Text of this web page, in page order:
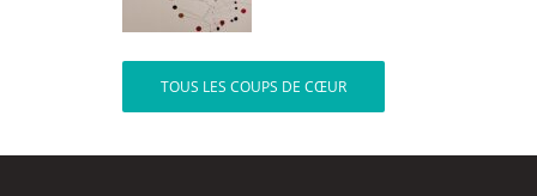
TOUS LES COUPS DE CŒUR